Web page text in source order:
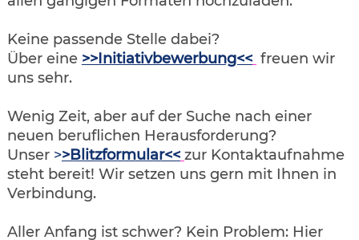
Keine passende Stelle dabei?
Über eine >>Initiativbewerbung<< freuen wir
uns sehr.
Wenig Zeit, aber auf der Suche nach einer
neuen beruflichen Herausforderung?
Unser >>Blitzformular<< zur Kontaktaufnahme
steht bereit! Wir setzen uns gern mit Ihnen in
Verbindung.
Aller Anfang ist schwer? Kein Problem: Hier